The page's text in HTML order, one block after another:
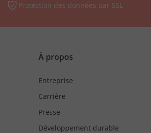
Protection des données par SSL
À propos
Entreprise
Carrière
Presse
Développement durable